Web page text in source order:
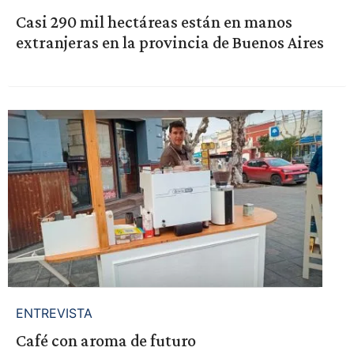
Casi 290 mil hectáreas están en manos
extranjeras en la provincia de Buenos Aires
ENTREVISTA
Café con aroma de futuro